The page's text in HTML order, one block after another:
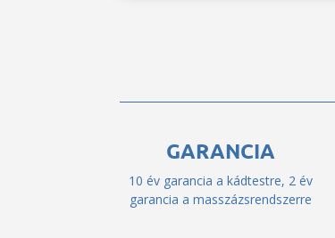
GARANCIA
10 év garancia a kádtestre, 2 év
garancia a masszázsrendszerre